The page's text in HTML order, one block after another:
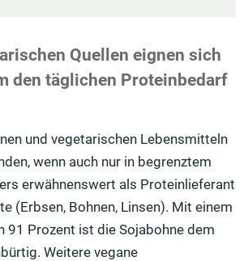
Quellen eignen sich
den täglichen Proteinbedarf
und vegetarischen Lebensmitteln
wenn auch nur in begrenztem
erwähnenswert als Proteinlieferant
(Erbsen, Bohnen, Linsen). Mit einem
91 Prozent ist die Sojabohne dem
Weitere vegane